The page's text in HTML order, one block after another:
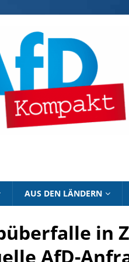
AUS DEN LÄNDERN
in
AfD-